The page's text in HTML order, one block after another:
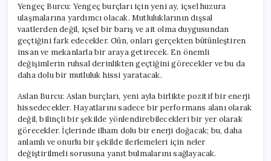
Yengeç Burcu: Yengeç burçları için yeni ay, içsel huzura
ulaşmalarına yardımcı olacak. Mutluluklarının dışsal
vaatlerden değil, içsel bir barış ve ait olma duygusundan
geçtiğini fark edecekler. Gün, onları gerçekten bütünleştiren
insan ve mekanlarla bir araya getirecek. En önemli
değişimlerin ruhsal derinlikten geçtiğini görecekler ve bu da
daha dolu bir mutluluk hissi yaratacak.
Aslan Burcu: Aslan burçları, yeni ayla birlikte pozitif bir enerji
hissedecekler. Hayatlarını sadece bir performans alanı olarak
değil, bilinçli bir şekilde yönlendirebilecekleri bir yer olarak
görecekler. İçlerinde ilham dolu bir enerji doğacak; bu, daha
anlamlı ve onurlu bir şekilde ilerlemeleri için neler
değiştirilmeli sorusuna yanıt bulmalarını sağlayacak.